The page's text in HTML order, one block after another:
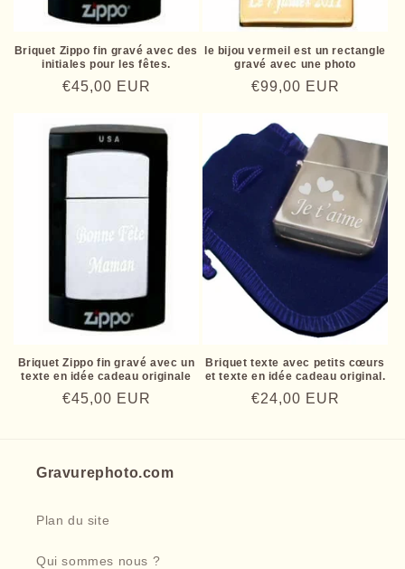
Briquet Zippo fin gravé avec des
initiales pour les fêtes.
Prix
€45,00 EUR
le bijou vermeil est un rectangle
gravé avec une photo
Prix
€99,00 EUR
Briquet Zippo fin gravé avec un
texte en idée cadeau originale
Prix
€45,00 EUR
Briquet texte avec petits cœurs
et texte en idée cadeau original.
Prix
€24,00 EUR
Gravurephoto.com
Plan du site
Qui sommes nous ?